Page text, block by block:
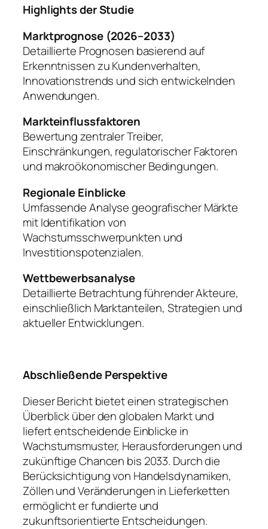
Highlights der Studie
Marktprognose (2026–2033)
Detaillierte Prognosen basierend auf
Erkenntnissen zu Kundenverhalten,
Innovationstrends und sich entwickelnden
Anwendungen.
Markteinflussfaktoren
Bewertung zentraler Treiber,
Einschränkungen, regulatorischer Faktoren
und makroökonomischer Bedingungen.
Regionale Einblicke
Umfassende Analyse geografischer Märkte
mit Identifikation von
Wachstumsschwerpunkten und
Investitionspotenzialen.
Wettbewerbsanalyse
Detaillierte Betrachtung führender Akteure,
einschließlich Marktanteilen, Strategien und
aktueller Entwicklungen.
Abschließende Perspektive
Dieser Bericht bietet einen strategischen
Überblick über den globalen Markt und
liefert entscheidende Einblicke in
Wachstumsmuster, Herausforderungen und
zukünftige Chancen bis 2033. Durch die
Berücksichtigung von Handelsdynamiken,
Zöllen und Veränderungen in Lieferketten
ermöglicht er fundierte und
zukunftsorientierte Entscheidungen.